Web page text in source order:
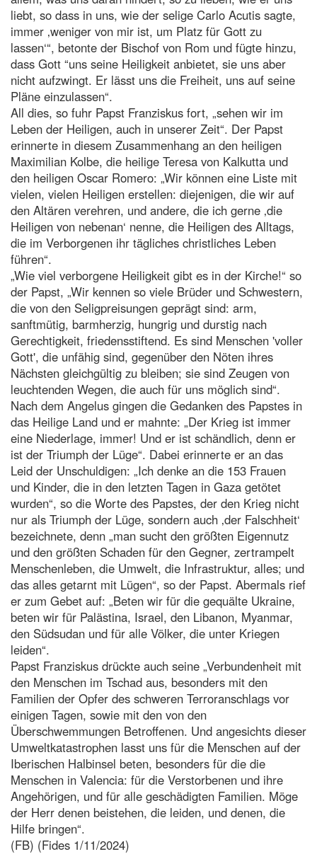
liebt, so dass in uns, wie der selige Carlo Acutis sagte,
immer ‚weniger von mir ist, um Platz für Gott zu
lassen‘“, betonte der Bischof von Rom und fügte hinzu,
dass Gott “uns seine Heiligkeit anbietet, sie uns aber
nicht aufzwingt. Er lässt uns die Freiheit, uns auf seine
Pläne einzulassen“.
All dies, so fuhr Papst Franziskus fort, „sehen wir im
Leben der Heiligen, auch in unserer Zeit“. Der Papst
erinnerte in diesem Zusammenhang an den heiligen
Maximilian Kolbe, die heilige Teresa von Kalkutta und
den heiligen Oscar Romero: „Wir können eine Liste mit
vielen, vielen Heiligen erstellen: diejenigen, die wir auf
den Altären verehren, und andere, die ich gerne ‚die
Heiligen von nebenan‘ nenne, die Heiligen des Alltags,
die im Verborgenen ihr tägliches christliches Leben
führen“.
„Wie viel verborgene Heiligkeit gibt es in der Kirche!“ so
der Papst, „Wir kennen so viele Brüder und Schwestern,
die von den Seligpreisungen geprägt sind: arm,
sanftmütig, barmherzig, hungrig und durstig nach
Gerechtigkeit, friedensstiftend. Es sind Menschen 'voller
Gott', die unfähig sind, gegenüber den Nöten ihres
Nächsten gleichgültig zu bleiben; sie sind Zeugen von
leuchtenden Wegen, die auch für uns möglich sind“.
Nach dem Angelus gingen die Gedanken des Papstes in
das Heilige Land und er mahnte: „Der Krieg ist immer
eine Niederlage, immer! Und er ist schändlich, denn er
ist der Triumph der Lüge“. Dabei erinnerte er an das
Leid der Unschuldigen: „Ich denke an die 153 Frauen
und Kinder, die in den letzten Tagen in Gaza getötet
wurden“, so die Worte des Papstes, der den Krieg nicht
nur als Triumph der Lüge, sondern auch ‚der Falschheit‘
bezeichnete, denn „man sucht den größten Eigennutz
und den größten Schaden für den Gegner, zertrampelt
Menschenleben, die Umwelt, die Infrastruktur, alles; und
das alles getarnt mit Lügen“, so der Papst. Abermals rief
er zum Gebet auf: „Beten wir für die gequälte Ukraine,
beten wir für Palästina, Israel, den Libanon, Myanmar,
den Südsudan und für alle Völker, die unter Kriegen
leiden“.
Papst Franziskus drückte auch seine „Verbundenheit mit
den Menschen im Tschad aus, besonders mit den
Familien der Opfer des schweren Terroranschlags vor
einigen Tagen, sowie mit den von den
Überschwemmungen Betroffenen. Und angesichts dieser
Umweltkatastrophen lasst uns für die Menschen auf der
Iberischen Halbinsel beten, besonders für die die
Menschen in Valencia: für die Verstorbenen und ihre
Angehörigen, und für alle geschädigten Familien. Möge
der Herr denen beistehen, die leiden, und denen, die
Hilfe bringen“.
(FB) (Fides 1/11/2024)